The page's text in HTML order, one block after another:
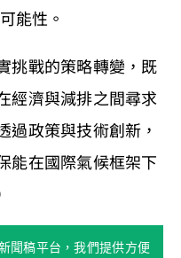
能性。
挑戰的策略轉變，既
經濟與減排之間尋求
過政策與技術創新，
能在國際氣候框架下
聞稿平台，我們提供方便